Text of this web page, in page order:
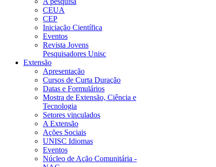
CEUA
CEP
Iniciação Científica
Eventos
Revista Jovens
Pesquisadores Unisc
Extensão
Apresentação
Cursos de Curta Duração
Datas e Formulários
Mostra de Extensão, Ciência e
Tecnologia
Setores vinculados
A Extensão
Ações Sociais
UNISC Idiomas
Eventos
Núcleo de Ação Comunitária -